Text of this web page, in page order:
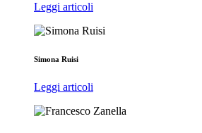
Leggi articoli
Simona Ruisi
Leggi articoli